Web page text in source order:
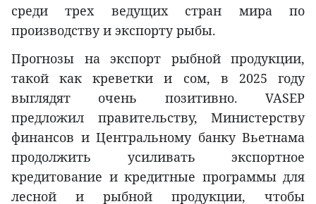
среди трех ведущих стран мира по
производству и экспорту рыбы.
Прогнозы на экспорт рыбной продукции,
такой как креветки и сом, в 2025 году
выглядят очень позитивно. VASEP
предложил правительству, Министерству
финансов и Центральному банку Вьетнама
продолжить усиливать экспортное
кредитование и кредитные программы для
лесной и рыбной продукции, чтобы